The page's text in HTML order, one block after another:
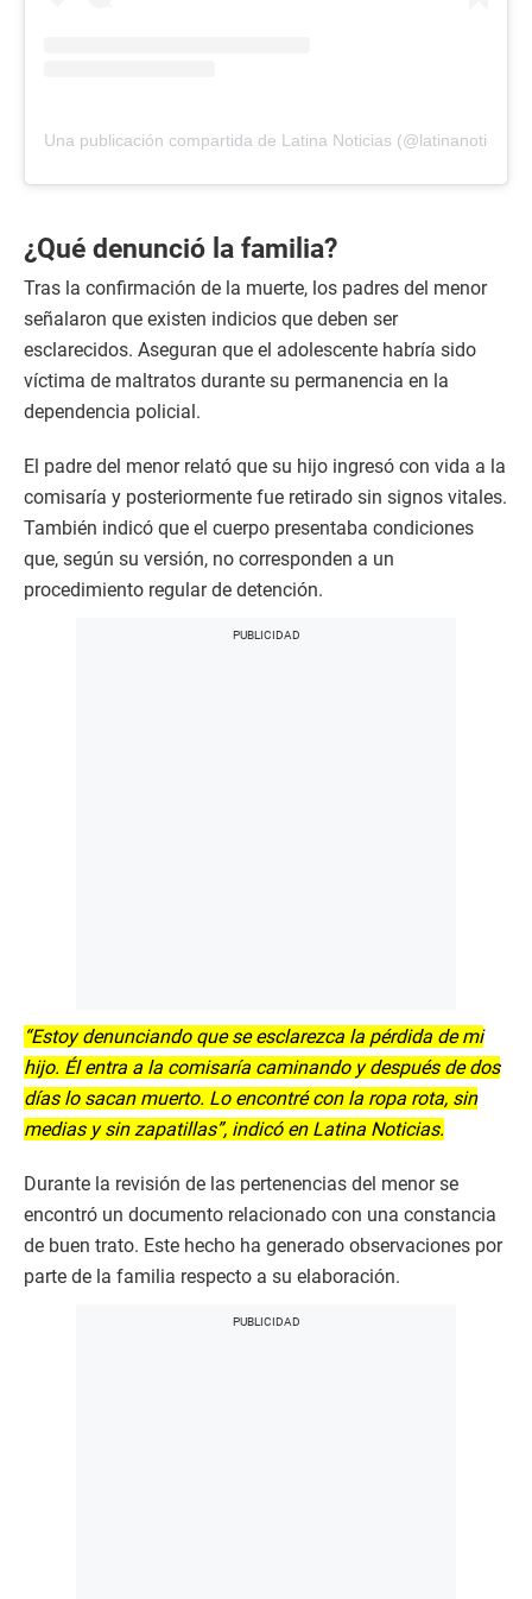
Una publicación compartida de Latina Noticias
¿Qué denunció la familia?
Tras la confirmación de la muerte, los padres del menor
señalaron que existen indicios que deben ser
esclarecidos. Aseguran que el adolescente habría sido
víctima de maltratos durante su permanencia en la
dependencia policial.
El padre del menor relató que su hijo ingresó con vida a la
comisaría y posteriormente fue retirado sin signos vitales.
También indicó que el cuerpo presentaba condiciones
que, según su versión, no corresponden a un
procedimiento regular de detención.
“Estoy denunciando que se esclarezca la pérdida de mi
hijo. Él entra a la comisaría caminando y después de dos
días lo sacan muerto. Lo encontré con la ropa rota, sin
medias y sin zapatillas”, indicó en Latina Noticias.
Durante la revisión de las pertenencias del menor se
encontró un documento relacionado con una constancia
de buen trato. Este hecho ha generado observaciones por
parte de la familia respecto a su elaboración.